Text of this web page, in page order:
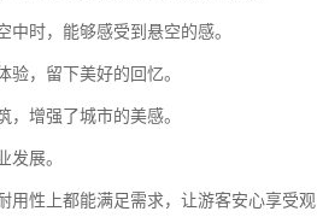
时，能够感受到悬空的感。
，留下美好的回忆。
增强了城市的美感。
展。
性上都能满足需求，让游客安心享受观